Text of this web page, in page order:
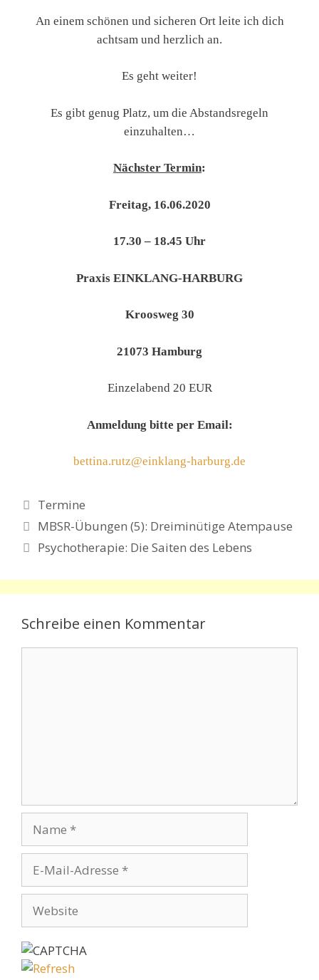
An einem schönen und sicheren Ort leite ich dich
achtsam und herzlich an.
Es geht weiter!
Es gibt genug Platz, um die Abstandsregeln
einzuhalten…
Nächster Termin:
Freitag, 16.06.2020
17.30 – 18.45 Uhr
Praxis EINKLANG-HARBURG
Kroosweg 30
21073 Hamburg
Einzelabend 20 EUR
Anmeldung bitte per Email:
bettina.rutz@einklang-harburg.de
Kategorien
Termine
MBSR-Übungen (5): Dreiminütige Atempause
Psychotherapie: Die Saiten des Lebens
Schreibe einen Kommentar
Mail-
Adresse